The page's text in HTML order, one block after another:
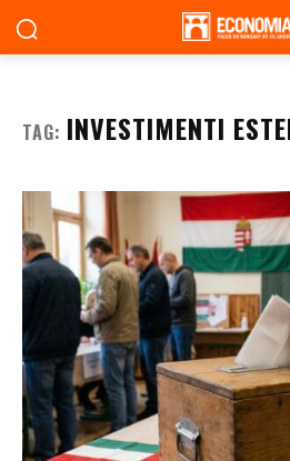
TAG: INVESTIMENTI